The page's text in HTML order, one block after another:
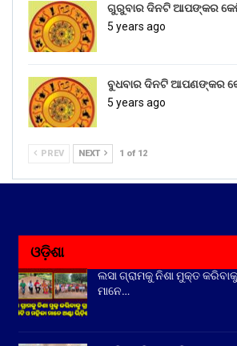
ଗୁରୁବାର ଦିନଟି ଆପଙ୍କର
5 years ago
ବୁଧବାର ଦିନଟି ଆପଣଙ୍କର
5 years ago
PREV NEXT 1 of 12
ଓଡ଼ିଶା
ଲସା ଗ୍ରାମକୁ ନିଶା ମୁକ୍ତ
ମାନେ…